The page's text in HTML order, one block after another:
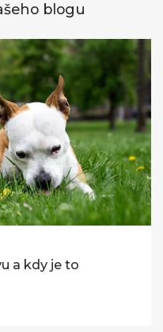
blogu
a kdy je to